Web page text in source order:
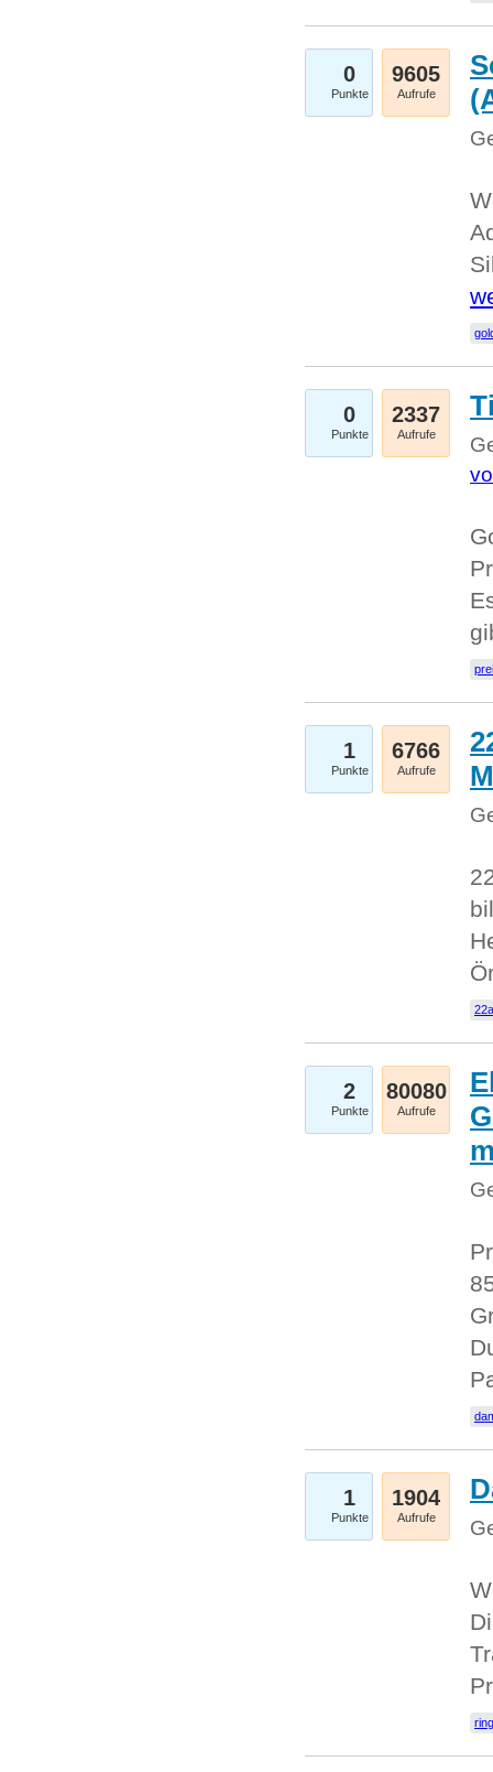
0
Punkte
9605
Aufrufe
0
Punkte
2337
Aufrufe
1
Punkte
6766
Aufrufe
2
Punkte
80080
Aufrufe
1
Punkte
1904
Aufrufe
ring